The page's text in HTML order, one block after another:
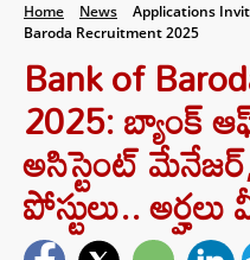
Home News
Applications
Baroda Recruitment 2025
Bank of
2025: బ్యాంక్
అసిస్టెంట్
పోస్టులు.. అర్హలు